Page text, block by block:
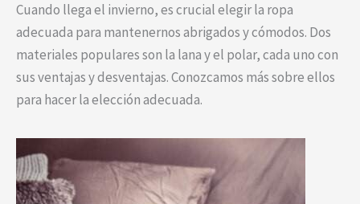
Cuando llega el invierno, es crucial elegir la ropa
adecuada para mantenernos abrigados y cómodos. Dos
materiales populares son la lana y el polar, cada uno con
sus ventajas y desventajas. Conozcamos más sobre ellos
para hacer la elección adecuada.